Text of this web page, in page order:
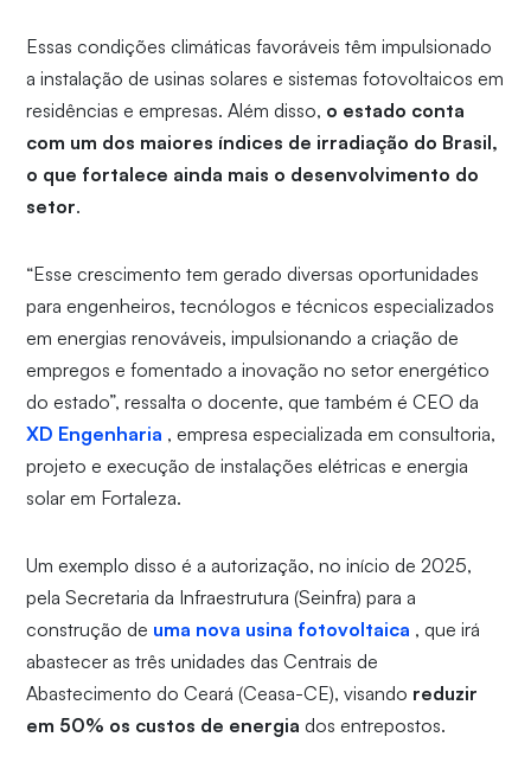
Essas condições climáticas favoráveis têm impulsionado
a instalação de usinas solares e sistemas fotovoltaicos em
residências e empresas. Além disso, o estado conta
com um dos maiores índices de irradiação do Brasil,
o que fortalece ainda mais o desenvolvimento do
setor.
“Esse crescimento tem gerado diversas oportunidades
para engenheiros, tecnólogos e técnicos especializados
em energias renováveis, impulsionando a criação de
empregos e fomentado a inovação no setor energético
do estado”, ressalta o docente, que também é CEO da
XD Engenharia , empresa especializada em consultoria,
projeto e execução de instalações elétricas e energia
solar em Fortaleza.
Um exemplo disso é a autorização, no início de 2025,
pela Secretaria da Infraestrutura (Seinfra) para a
construção de uma nova usina fotovoltaica , que irá
abastecer as três unidades das Centrais de
Abastecimento do Ceará (Ceasa-CE), visando reduzir
em 50% os custos de energia dos entrepostos.